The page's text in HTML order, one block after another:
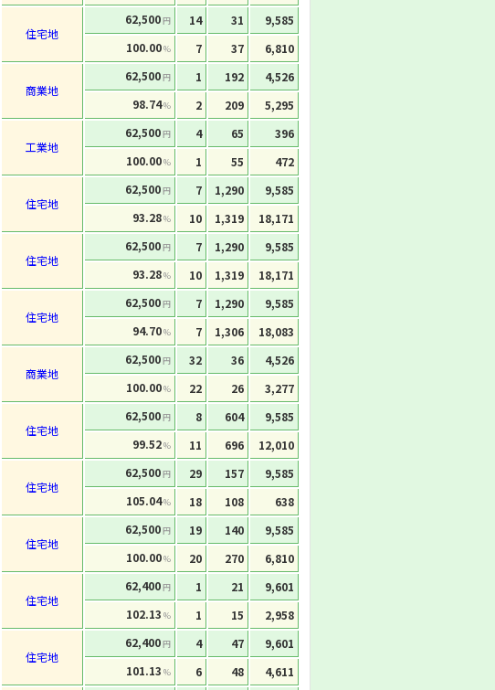
住宅地
62,500円 14 31
9,585
100.00% 7 37
6,810
商業地
62,500円 1 192
4,526
98.74% 2 209
5,295
工業地
62,500円 4 65
396
100.00% 1 55
472
住宅地
62,500円 7 1,290
9,585
93.28% 10 1,319
18,171
住宅地
62,500円 7 1,290
9,585
93.28% 10 1,319
18,171
住宅地
62,500円 7 1,290
9,585
94.70% 7 1,306
18,083
商業地
62,500円 32 36
4,526
100.00% 22 26
3,277
住宅地
62,500円 8 604
9,585
99.52% 11 696
12,010
住宅地
62,500円 29 157
9,585
105.04% 18 108
638
住宅地
62,500円 19 140
9,585
100.00% 20 270 6,810
住宅地
62,400円 1 21
9,601
102.13 % 1 15
2,958
住宅地
62,400円 4 47
9,601
101.13 % 6 48
4,611